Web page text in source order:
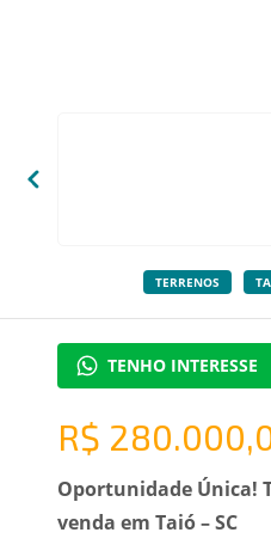
TERRENOS
TENHO INTERESSE
R$
Oportunidade Única!
venda em Taió – SC